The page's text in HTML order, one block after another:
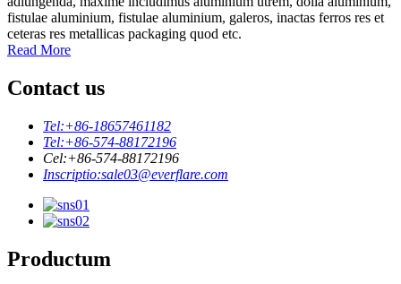
fistulae aluminium, fistulae aluminium, galeros, inactas ferros res et
ceteras res metallicas packaging quod etc.
Read More
Contact us
Tel:+86-18657461182
Tel:+86-574-88172196
Cel:+86-574-88172196
Inscriptio:sale03@everflare.com
Productum